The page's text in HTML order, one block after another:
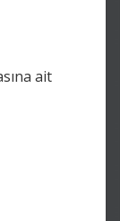
ait